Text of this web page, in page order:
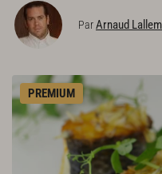
ParArnaud
PREMIUM